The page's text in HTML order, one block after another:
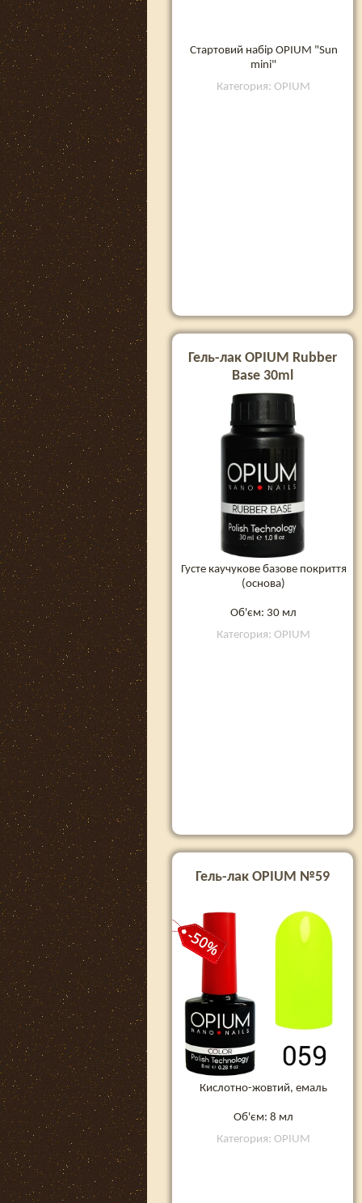
Стартовий набір OPIUM "Sun
mini"
Категория: OPIUM
Гель-лак OPIUM Rubber
Base 30ml
Густе каучукове базове покриття
(основа)
Об'єм: 30 мл
Категория: OPIUM
Гель-лак OPIUM №59
Кислотно-жовтий, емаль
Об'єм: 8 мл
Категория: OPIUM